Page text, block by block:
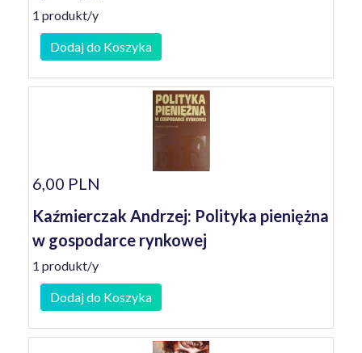
1 produkt/y
Dodaj do Koszyka
6,00 PLN
Kaźmierczak Andrzej: Polityka pieniężna
w gospodarce rynkowej
1 produkt/y
Dodaj do Koszyka